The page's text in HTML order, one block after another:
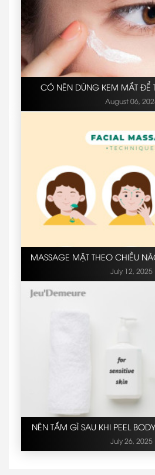
CÓ NÊN DÙNG KEM MẮT ĐỂ
KHÔNG?
August 06,
MASSAGE MẶT THEO CHIỀU
XỆ?
July 12, 2025
NÊN TẮM GÌ SAU KHI PEEL
ỨNG?
July 26, 2025